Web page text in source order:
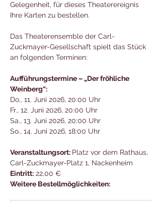
Gelegenheit, für dieses Theaterereignis
Ihre Karten zu bestellen.
Das Theaterensemble der Carl-
Zuckmayer-Gesellschaft spielt das Stück
an folgenden Terminen:
Aufführungstermine – „Der fröhliche
Weinberg“:
Do., 11. Juni 2026, 20:00 Uhr
Fr., 12. Juni 2026, 20:00 Uhr
Sa., 13. Juni 2026, 20:00 Uhr
So., 14. Juni 2026, 18:00 Uhr
Veranstaltungsort: Platz vor dem Rathaus,
Carl-Zuckmayer-Platz 1, Nackenheim
Eintritt: 22,00 €
Weitere Bestellmöglichkeiten: